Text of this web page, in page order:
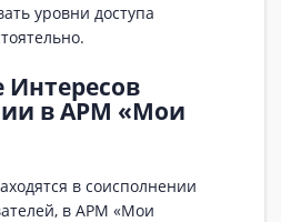
уровни доступа
в АРМ «Мои
в соисполнении
в АРМ «Мои